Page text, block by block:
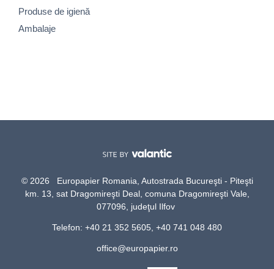
Produse de igienă
Ambalaje
© 2026 Europapier Romania, Autostrada Bucureşti - Piteşti
km. 13, sat Dragomireşti Deal, comuna Dragomireşti Vale,
077096, judeţul Ilfov
Telefon: +40 21 352 5605, +40 741 048 480
office@europapier.ro